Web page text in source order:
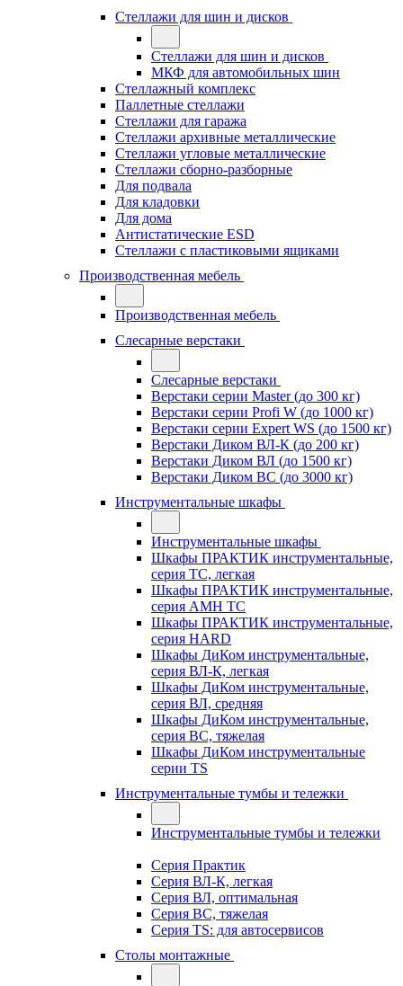
Стеллажи для шин и дисков
Стеллажи для шин и дисков
МКФ для автомобильных шин
Стеллажный комплекс
Паллетные стеллажи
Стеллажи для гаража
Стеллажи архивные металлические
Стеллажи угловые металлические
Стеллажи сборно-разборные
Для подвала
Для кладовки
Для дома
Антистатические ESD
Стеллажи с пластиковыми ящиками
Производственная мебель
Производственная мебель
Слесарные верстаки
Слесарные верстаки
Верстаки серии Master (до 300 кг)
Верстаки серии Profi W (до 1000 кг)
Верстаки серии Expert WS (до 1500 кг)
Верстаки Диком ВЛ-К (до 200 кг)
Верстаки Диком ВЛ (до 1500 кг)
Верстаки Диком ВС (до 3000 кг)
Инструментальные шкафы
Инструментальные шкафы
Шкафы ПРАКТИК инструментальные,
серия TC, легкая
Шкафы ПРАКТИК инструментальные,
серия AMH TC
Шкафы ПРАКТИК инструментальные,
серия HARD
Шкафы ДиКом инструментальные,
cерия ВЛ-К, легкая
Шкафы ДиКом инструментальные,
серия ВЛ, средняя
Шкафы ДиКом инструментальные,
серия ВС, тяжелая
Шкафы ДиКом инструментальные
серии TS
Инструментальные тумбы и тележки
Инструментальные тумбы и тележки
Серия Практик
Серия ВЛ-К, легкая
Серия ВЛ, оптимальная
Серия ВС, тяжелая
Серия TS: для автосервисов
Столы монтажные